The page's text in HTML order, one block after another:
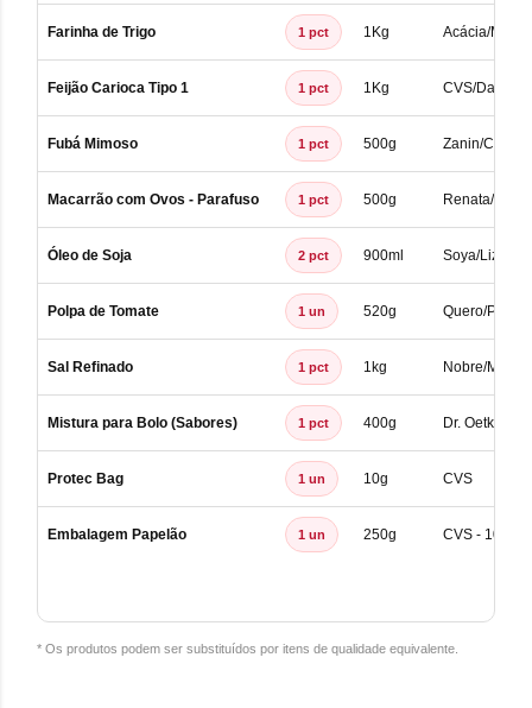
Farinha de Trigo 1 pct 1Kg Acácia/
Feijão Carioca Tipo 1 1 pct 1Kg CVS/Da Casa
Fubá Mimoso 1 pct 500g Zanin/Capi/
Macarrão com Ovos - Parafuso 1 pct 500g Renata/
Óleo de Soja 2 pct 900ml Soya/Liza/
Polpa de Tomate 1 un 520g Quero/
Sal Refinado 1 pct 1kg Nobre/
Mistura para Bolo (Sabores) 1 pct 400g Dr. Oetker/
Protec Bag 1 un 10g CVS
Embalagem Papelão 1 un 250g CVS - 10 a
* Os produtos podem ser substituídos por itens de qualidade equivalente.